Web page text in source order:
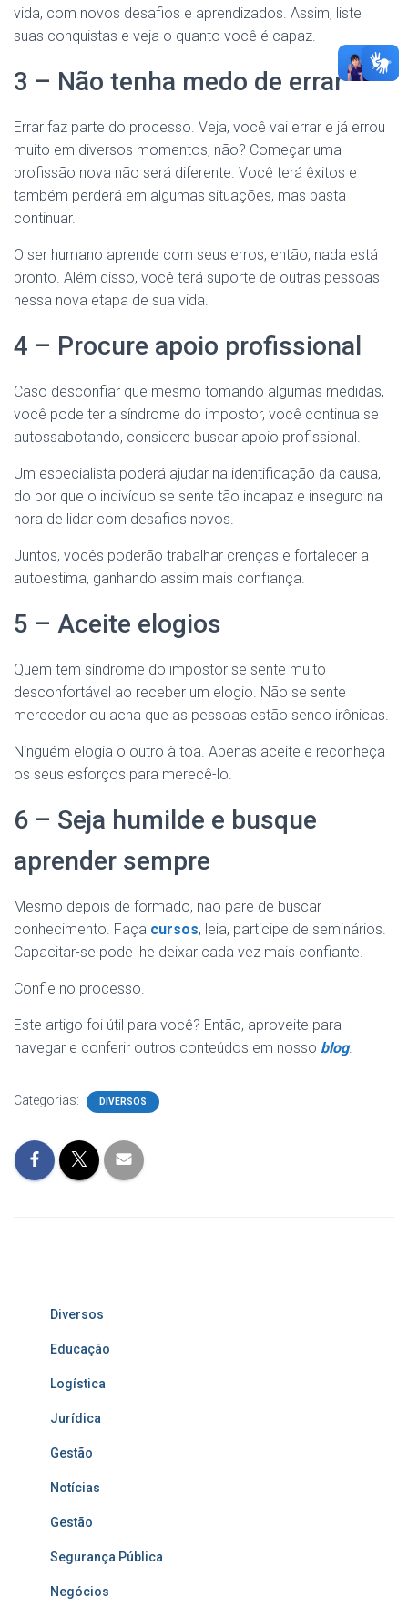
vida, com novos desafios e aprendizados. Assim, liste
suas conquistas e veja o quanto você é capaz.
3 – Não tenha medo de errar
Errar faz parte do processo. Veja, você vai errar e já errou
muito em diversos momentos, não? Começar uma
profissão nova não será diferente. Você terá êxitos e
também perderá em algumas situações, mas basta
continuar.
O ser humano aprende com seus erros, então, nada está
pronto. Além disso, você terá suporte de outras pessoas
nessa nova etapa de sua vida.
4 – Procure apoio profissional
Caso desconfiar que mesmo tomando algumas medidas,
você pode ter a síndrome do impostor, você continua se
autossabotando, considere buscar apoio profissional.
Um especialista poderá ajudar na identificação da causa,
do por que o indivíduo se sente tão incapaz e inseguro na
hora de lidar com desafios novos.
Juntos, vocês poderão trabalhar crenças e fortalecer a
autoestima, ganhando assim mais confiança.
5 – Aceite elogios
Quem tem síndrome do impostor se sente muito
desconfortável ao receber um elogio. Não se sente
merecedor ou acha que as pessoas estão sendo irônicas.
Ninguém elogia o outro à toa. Apenas aceite e reconheça
os seus esforços para merecê-lo.
6 – Seja humilde e busque
aprender sempre
Mesmo depois de formado, não pare de buscar
conhecimento. Faça cursos, leia, participe de seminários.
Capacitar-se pode lhe deixar cada vez mais confiante.
Confie no processo.
Este artigo foi útil para você? Então, aproveite para
navegar e conferir outros conteúdos em nosso blog.
Categorias: DIVERSOS
Diversos
Educação
Logística
Jurídica
Gestão
Notícias
Gestão
Segurança Pública
Negócios